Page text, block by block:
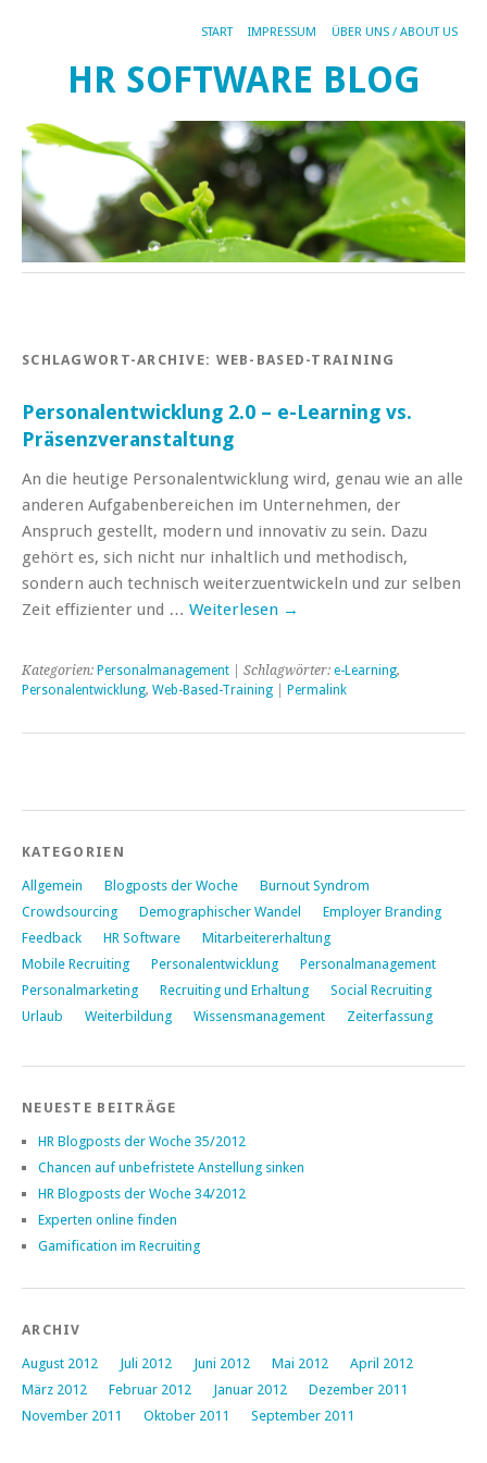
START IMPRESSUM ÜBER UNS / ABOUT US
HR SOFTWARE BLOG
SCHLAGWORT-ARCHIVE: WEB-BASED-TRAINING
Personalentwicklung 2.0 – e-Learning vs.
Präsenzveranstaltung
An die heutige Personalentwicklung wird, genau wie an alle
anderen Aufgabenbereichen im Unternehmen, der
Anspruch gestellt, modern und innovativ zu sein. Dazu
gehört es, sich nicht nur inhaltlich und methodisch,
sondern auch technisch weiterzuentwickeln und zur selben
Zeit effizienter und … Weiterlesen →
Kategorien: Personalmanagement | Schlagwörter: e-Learning,
Personalentwicklung, Web-Based-Training Permalink
KATEGORIEN
Allgemein Blogposts der Woche
Burnout Syndrom
Crowdsourcing
Demographischer Wandel
Employer Branding
Feedback
HR Software
Mitarbeitererhaltung
Mobile Recruiting
Personalentwicklung
Personalmanagement
Personalmarketing
Recruiting und Erhaltung
Social Recruiting
Urlaub
Weiterbildung Wissensmanagement Zeiterfassung
NEUESTE BEITRÄGE
HR Blogposts der Woche 35/2012
Chancen auf unbefristete Anstellung sinken
HR Blogposts der Woche 34/2012
Experten online finden
Gamification im Recruiting
ARCHIV
August 2012 Juli 2012 Juni 2012 Mai 2012
April 2012
März 2012
Februar 2012 Januar 2012
Dezember 2011
November 2011
Oktober 2011 September 2011